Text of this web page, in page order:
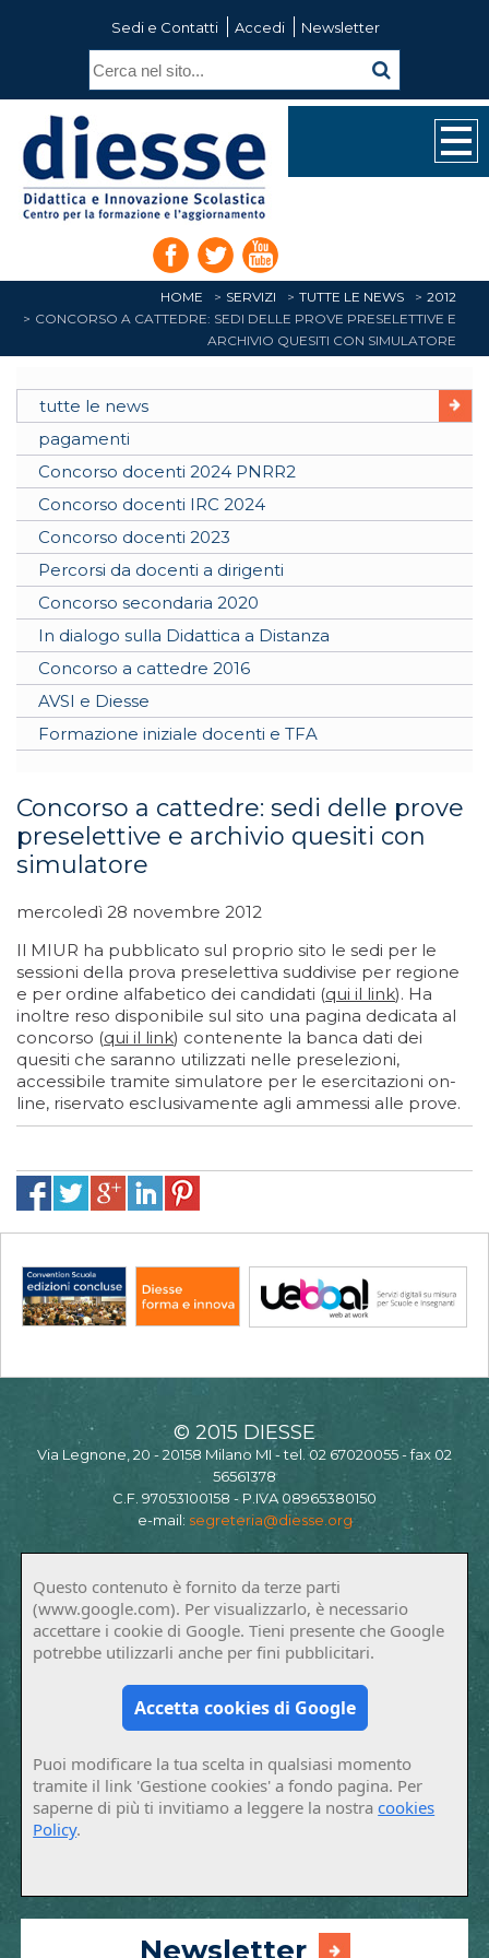
Sedi e Contatti Accedi Newsletter
HOME SERVIZI TUTTE LE NEWS
2012
CONCORSO A CATTEDRE: SEDI DELLE PROVE PRESELETTIVE E
ARCHIVIO QUESITI CON SIMULATORE
tutte le news
pagamenti
Concorso docenti 2024 PNRR2
Concorso docenti IRC 2024
Concorso docenti 2023
Percorsi da docenti a dirigenti
Concorso secondaria 2020
In dialogo sulla Didattica a Distanza
Concorso a cattedre 2016
AVSI e Diesse
Formazione iniziale docenti e TFA
Concorso a cattedre: sedi delle prove
preselettive e archivio quesiti con
simulatore
mercoledì 28 novembre 2012
Il MIUR ha pubblicato sul proprio sito le sedi per le
sessioni della prova preselettiva suddivise per regione
e per ordine alfabetico dei candidati (qui il link). Ha
inoltre reso disponibile sul sito una pagina dedicata al
concorso (qui il link) contenente la banca dati dei
quesiti che saranno utilizzati nelle preselezioni,
accessibile tramite simulatore per le esercitazioni on-
line, riservato esclusivamente agli ammessi alle prove.
© 2015 DIESSE
Via Legnone, 20 - 20158 Milano MI - tel. 02 67020055 - fax 02
56561378
C.F. 97053100158 - P.IVA 08965380150
e-mail: segreteria@diesse.org
Questo contenuto è fornito da terze parti
(www.google.com). Per visualizzarlo, è necessario
accettare i cookie di Google. Tieni presente che Google
potrebbe utilizzarli anche per fini pubblicitari.
Accetta cookies di Google
Puoi modificare la tua scelta in qualsiasi momento
tramite il link 'Gestione cookies' a fondo pagina. Per
saperne di più ti invitiamo a leggere la nostracookies
Policy.
Newsletter